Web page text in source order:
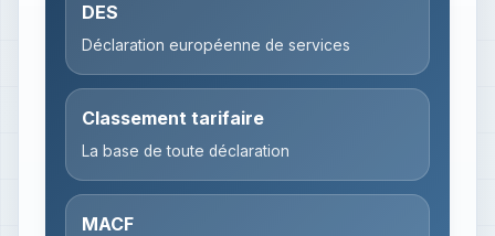
DES
Déclaration européenne de services
Classement tarifaire
La base de toute déclaration
MACF